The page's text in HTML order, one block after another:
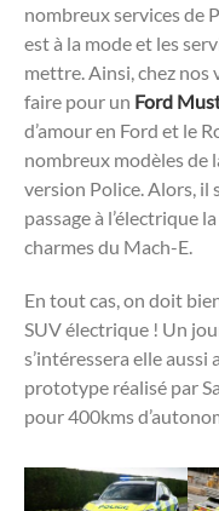
nombreux services de
est à la mode et les
mettre. Ainsi, chez nos
faire pour un Ford
d’amour en Ford et le
nombreux modèles de
version Police. Alors, il
passage à l’électrique
charmes du Mach-E.
En tout cas, on doit
SUV électrique ! Un
s’intéressera elle aussi
prototype réalisé par
pour 400kms